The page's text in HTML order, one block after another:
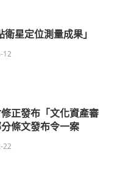
星定位測量成果」
12
正發布「文化資產審
條文發布令一案
22